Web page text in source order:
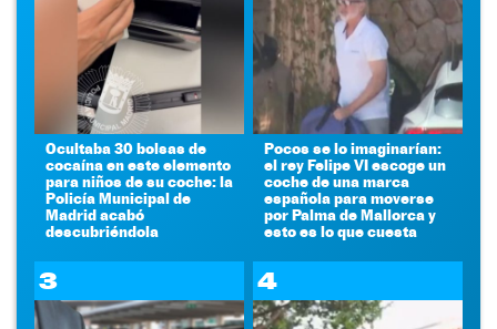
Ocultaba 30 bolsas de
cocaína en este elemento
para niños de su coche: la
Policía Municipal de
Madrid acabó
descubriéndola
Pocos se lo imaginarían:
el rey Felipe VI escoge un
coche de una marca
española para moverse
por Palma de Mallorca y
esto es lo que cuesta
3 4